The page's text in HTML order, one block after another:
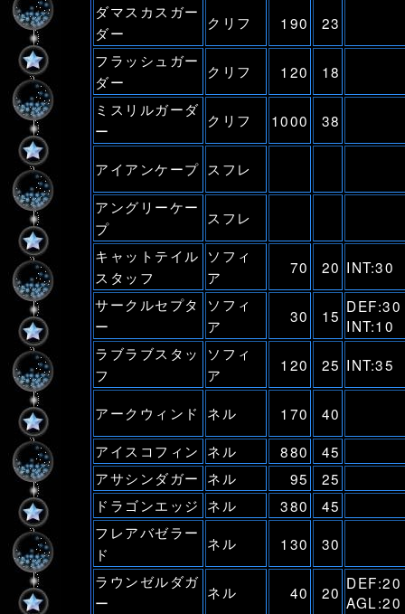
ダマスカスガー
ダー
クリフ 190
23
フラッシュガー
ダー
クリフ 120
18
ミスリルガーダ
ー
クリフ 1000 38
アイアンケープ スフレ
アングリーケー
プ
スフレ
キャットテイル
スタッフ
ソフィ
ア
70 20 INT:30
サークルセプタ
ー
ソフィ
ア
30 15 INT:10
ラブラブスタッ
フ
ソフィ
ア
120 25 INT:35
アークウィンド ネル 170
40
アイスコフィン ネル 880
45
アサシンダガー ネル 95
25
ドラゴンエッジ ネル 380
45
フレアバゼラー
ド
ネル 130
30
ラウンゼルダガ
ー
ネル 40 20 AGL:20